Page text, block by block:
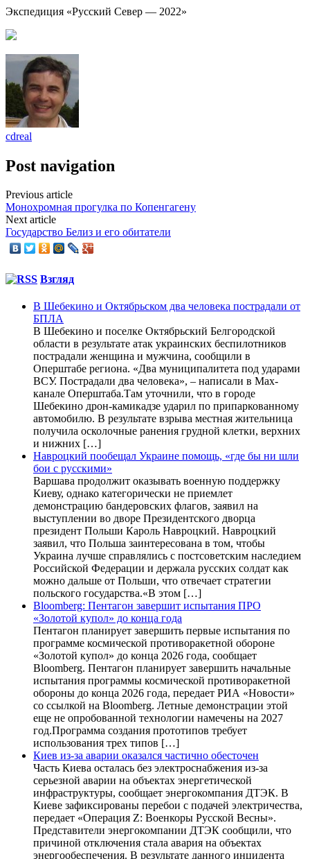
Экспедиция «Русский Север — 2022»
cdreal
Post navigation
Previous article
Монохромная прогулка по Копенгагену
Next article
Государство Белиз и его обитатели
Взгляд
В Шебекино и Октябрьском два человека пострадали от
БПЛА
В Шебекино и поселке Октябрьский Белгородской
области в результате атак украинских беспилотников
пострадали женщина и мужчина, сообщили в
Оперштабе региона. «Два муниципалитета под ударами
ВСУ. Пострадали два человека», – написали в Max-
канале Оперштаба.Там уточнили, что в городе
Шебекино дрон-камикадзе ударил по припаркованному
автомобилю. В результате взрыва местная жительница
получила осколочные ранения грудной клетки, верхних
и нижних […]
Навроцкий пообещал Украине помощь, «где бы ни шли
бои с русскими»
Варшава продолжит оказывать военную поддержку
Киеву, однако категорически не приемлет
демонстрацию бандеровских флагов, заявил на
выступлении во дворе Президентского дворца
президент Польши Кароль Навроцкий. Навроцкий
заявил, что Польша заинтересована в том, чтобы
Украина лучше справлялись с постсоветским наследием
Российской Федерации и держала русских солдат как
можно дальше от Польши, что отвечает стратегии
польского государства.«В этом […]
Bloomberg: Пентагон завершит испытания ПРО
«Золотой купол» до конца года
Пентагон планирует завершить первые испытания по
программе космической противоракетной обороне
«Золотой купол» до конца 2026 года, сообщает
Bloomberg. Пентагон планирует завершить начальные
испытания программы космической противоракетной
обороны до конца 2026 года, передает РИА «Новости»
со ссылкой на Bloomberg. Летные демонстрации этой
еще не опробованной технологии намечены на 2027
год.Программа создания прототипов требует
использования трех типов […]
Киев из-за аварии оказался частично обесточен
Часть Киева осталась без электроснабжения из-за
серьезной аварии на объектах энергетической
инфраструктуры, сообщает энергокомпания ДТЭК. В
Киеве зафиксированы перебои с подачей электричества,
передает «Операция Z: Военкоры Русской Весны».
Представители энергокомпании ДТЭК сообщили, что
причиной отключения стала авария на объектах
энергообеспечения. В результате данного инцидента